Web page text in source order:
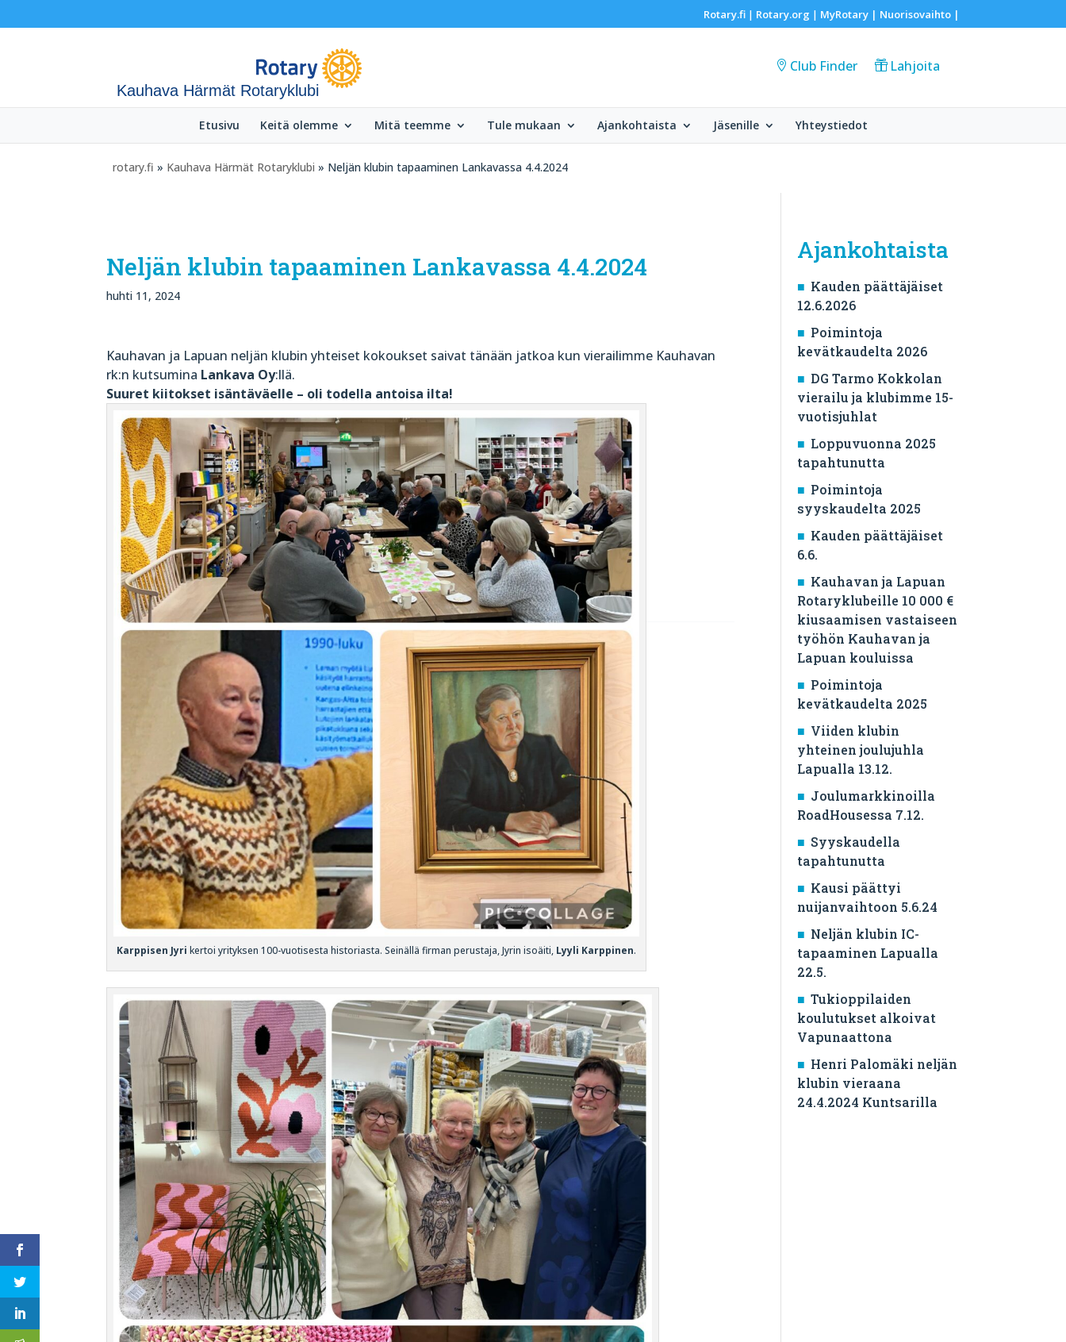
Rotary.fi| Rotary.org | MyRotary | Nuorisovaihto|
Kauhava Härmät Rotaryklubi
Club Finder Lahjoita
Etusivu Keitä olemme Mitä teemme Tule mukaan Ajankohtaista Jäsenille Yhteystiedot
rotary.fi » Kauhava Härmät Rotaryklubi » Neljän klubin tapaaminen Lankavassa 4.4.2024
Neljän klubin tapaaminen Lankavassa 4.4.2024
huhti 11, 2024
Kauhavan ja Lapuan neljän klubin yhteiset kokoukset saivat tänään jatkoa kun vierailimme Kauhavan
rk:n kutsumina Lankava Oy:llä.
Suuret kiitokset isäntäväelle – oli todella antoisa ilta!
Karppisen Jyri kertoi yrityksen 100-vuotisesta historiasta. Seinällä firman perustaja, Jyrin isoäiti, Lyyli Karppinen.
Ajankohtaista
Kauden päättäjäiset
12.6.2026
Poimintoja
kevätkaudelta 2026
DG Tarmo Kokkolan
vierailu ja klubimme 15-
vuotisjuhlat
Loppuvuonna 2025
tapahtunutta
Poimintoja
syyskaudelta 2025
Kauden päättäjäiset
6.6.
Kauhavan ja Lapuan
Rotaryklubeille 10 000 €
kiusaamisen vastaiseen
työhön Kauhavan ja
Lapuan kouluissa
Poimintoja
kevätkaudelta 2025
Viiden klubin
yhteinen joulujuhla
Lapualla 13.12.
Joulumarkkinoilla
RoadHousessa 7.12.
Syyskaudella
tapahtunutta
Kausi päättyi
nuijanvaihtoon 5.6.24
Neljän klubin IC-
tapaaminen Lapualla
22.5.
Tukioppilaiden
koulutukset alkoivat
Vapunaattona
Henri Palomäki neljän
klubin vieraana
24.4.2024 Kuntsarilla